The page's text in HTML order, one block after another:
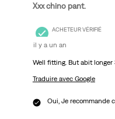
Xxx chino pant.
ACHETEUR VÉRIFIÉ
il y a un an
Well fitting. But abit longer
Traduire avec Google
Oui, Je recommande